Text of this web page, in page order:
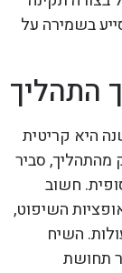
בשמירה על
התהליך
היא קריטית
סביר
חשוב
השיפוט,
השיח
תחושת